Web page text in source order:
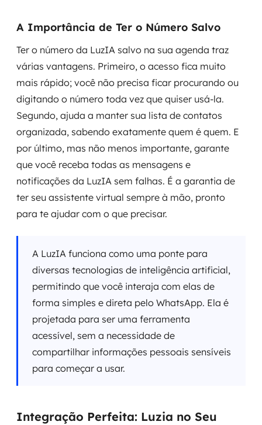
A Importância de Ter o Número Salvo
Ter o número da LuzIA salvo na sua agenda traz
várias vantagens. Primeiro, o acesso fica muito
mais rápido; você não precisa ficar procurando ou
digitando o número toda vez que quiser usá-la.
Segundo, ajuda a manter sua lista de contatos
organizada, sabendo exatamente quem é quem. E
por último, mas não menos importante, garante
que você receba todas as mensagens e
notificações da LuzIA sem falhas. É a garantia de
ter seu assistente virtual sempre à mão, pronto
para te ajudar com o que precisar.
A LuzIA funciona como uma ponte para
diversas tecnologias de inteligência artificial,
permitindo que você interaja com elas de
forma simples e direta pelo WhatsApp. Ela é
projetada para ser uma ferramenta
acessível, sem a necessidade de
compartilhar informações pessoais sensíveis
para começar a usar.
Integração Perfeita: Luzia no Seu